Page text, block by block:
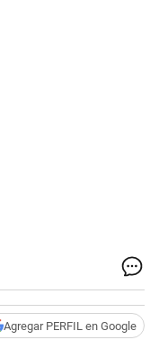
Agregar PERFIL en Google